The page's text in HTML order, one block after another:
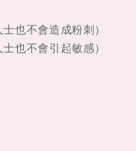
也不會造成粉刺）
也不會引起敏感）